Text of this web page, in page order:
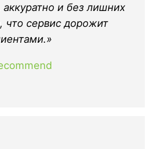
и без лишних
что сервис дорожит